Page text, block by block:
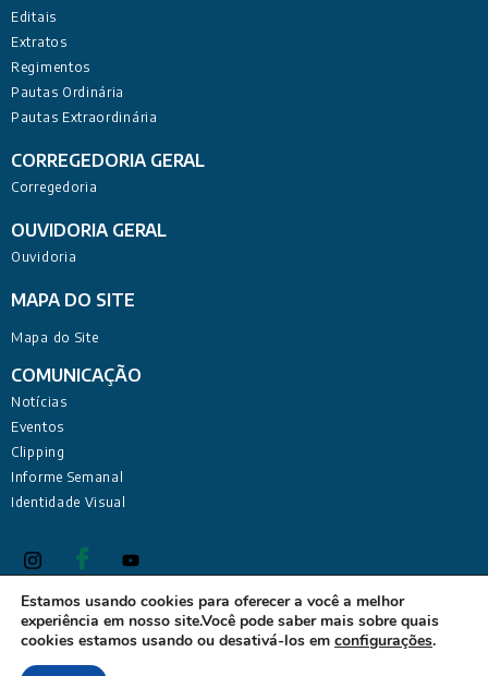
Editais
Extratos
Regimentos
Pautas Ordinária
Pautas Extraordinária
CORREGEDORIA GERAL
Corregedoria
OUVIDORIA GERAL
Ouvidoria
MAPA DO SITE
Mapa do Site
COMUNICAÇÃO
Notícias
Eventos
Clipping
Informe Semanal
Identidade Visual
Defensoria Pública do Estado da Paraíba Sede Administrativa:
Rua Deputado Barreto Sobrinho, 168 - Tambiá, João Pessoa -
Estamos usando cookies para oferecer a você a melhor
experiência em nosso site.Você pode saber mais sobre quais
cookies estamos usando ou desativá-los em configurações.